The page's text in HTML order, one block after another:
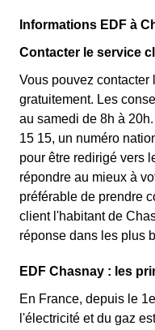
Informations EDF à
Contacter le service
Vous pouvez
gratuitement. Les
au samedi de 8h à
15 15, un numéro
pour être redirigé vers
répondre au mieux à
préférable de prendre
client l'habitant de
réponse dans les plus
EDF Chasnay : les
En France, depuis le
l'électricité et du gaz